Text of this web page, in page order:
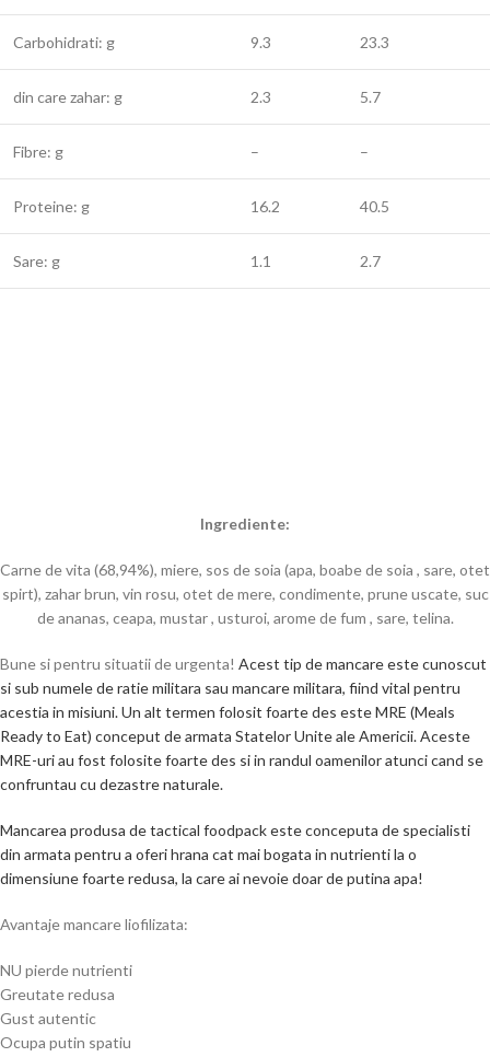
Carbohidrati: g 9.3 23.3
din care zahar: g 2.3 5.7
Fibre: g – –
Proteine: g 16.2 40.5
Sare: g 1.1 2.7
Ingrediente:
Carne de vita (68,94%), miere, sos de soia (apa, boabe de soia , sare, otet
spirt), zahar brun, vin rosu, otet de mere, condimente, prune uscate, suc
de ananas, ceapa, mustar, usturoi, arome de fum , sare, telina.
Bune si pentru situatii de urgenta! Acest tip de mancare este cunoscut
si sub numele de ratie militara sau mancare militara, fiind vital pentru
acestia in misiuni. Un alt termen folosit foarte des este MRE (Meals
Ready to Eat) conceput de armata Statelor Unite ale Americii. Aceste
MRE-uri au fost folosite foarte des si in randul oamenilor atunci cand se
confruntau cu dezastre naturale.
Mancarea produsa de tactical foodpack este conceputa de specialisti
din armata pentru a oferi hrana cat mai bogata in nutrienti la o
dimensiune foarte redusa, la care ai nevoie doar de putina apa!
Avantaje mancare liofilizata:
NU pierde nutrienti
Greutate redusa
Gust autentic
Ocupa putin spatiu